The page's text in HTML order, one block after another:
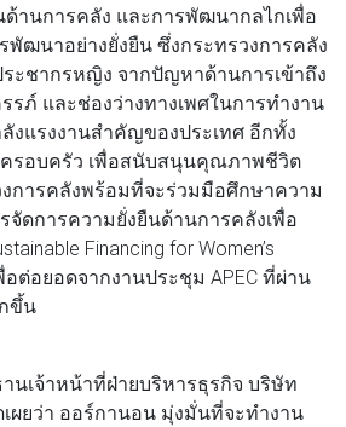
ด้านการคลัง และการพัฒนากลไกเพื่อ
พัฒนาอย่างยั่งยืน ซึ่งกระทรวงการคลัง
ะชากรหญิง จากปัญหาด้านการเข้าถึง
ภ์ และช่องว่างทางเพศในการทำงาน
งแรงงานสำคัญของประเทศ อีกทั้ง
ครอบครัว เพื่อสนับสนุนคุณภาพชีวิต
การคลังพร้อมที่จะร่วมมือศึกษาความ
จัดการความยั่งยืนด้านการคลังเพื่อ
Financing for Women’s
อต่อยอดจากงานประชุม APEC ที่ผ่าน
ขึ้น
นเจ้าหน้าที่ฝ่ายบริหารธุรกิจ บริษัท
ผยว่า ออร์กานอน มุ่งมั่นที่จะทำงาน